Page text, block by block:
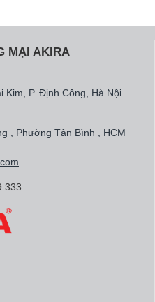
MẠI AKIRA
P. Định Công, Hà Nội
, Phường Tân Bình , HCM
333